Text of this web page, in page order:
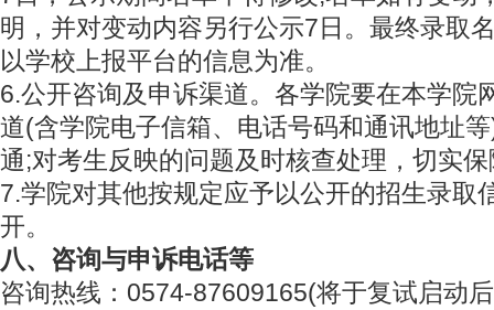
明，并对变动内容另行公示7日。最终录取
以学校上报平台的信息为准。
6.公开咨询及申诉渠道。各学院要在本学院
道(含学院电子信箱、电话号码和通讯地址
通;对考生反映的问题及时核查处理，切实
7.学院对其他按规定应予以公开的招生录取
开。
八、咨询与申诉电话等
咨询热线：0574-87609165(将于复试启动